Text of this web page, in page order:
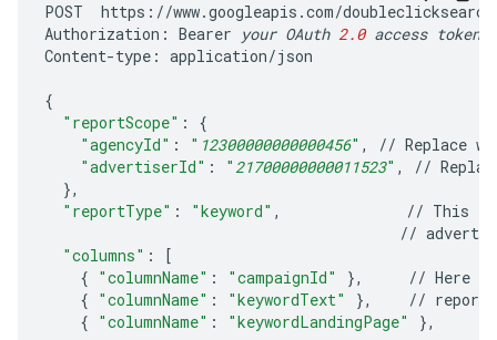
POST https : //www.googleapis .com/doubleclicksearch
Authorization : Bearer your OAuth 2.0 access token
Content-type : application/json
{
"reportScope" :
{
"agencyId" : " 12300000000000456" , // Replace
"advertiserId" : "21700000000011523" , //
},
"reportType" : "keyword" , // This
//
"columns" :
[
{ "columnName" : "campaignId" }, // Here
{ "columnName" : "keywordText" }, // reports
{ "columnName" : "keywordLandingPage" },